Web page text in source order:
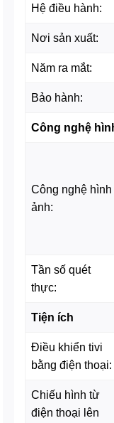
Hệ điều hành:
Nơi sản xuất:
Năm ra mắt:
Bảo hành:
Công nghệ
Công nghệ hình
ảnh:
Tần số quét
thực:
Tiện ích
Điều khiển tivi
bằng điện thoại:
Chiếu hình từ
điện thoại lên